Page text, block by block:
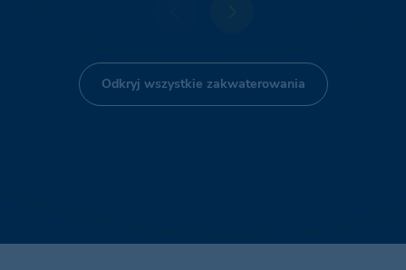
Odkryj wszystkie zakwaterowania